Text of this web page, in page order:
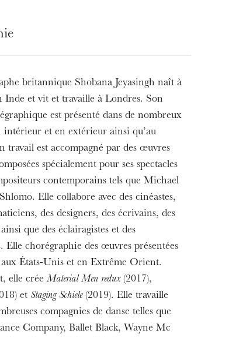
L’OnR avec vous
Visites de l’Opéra de
Strasbourg
britannique Shobana Jeyasingh naît à
Inde et vit et travaille à Londres. Son
est présenté dans de nombreux
intérieur et en extérieur ainsi qu’au
travail est accompagné par des œuvres
spécialement pour ses spectacles
contemporains tels que Michael
Elle collabore avec des cinéastes,
des designers, des écrivains, des
que des éclairagistes et des
Elle chorégraphie des œuvres présentées
États-Unis et en Extrême Orient.
elle créeMaterial Men redux(2017),
et Staging Schiele(2019). Elle travaille
compagnies de danse telles que
Company, Ballet Black, Wayne Mc